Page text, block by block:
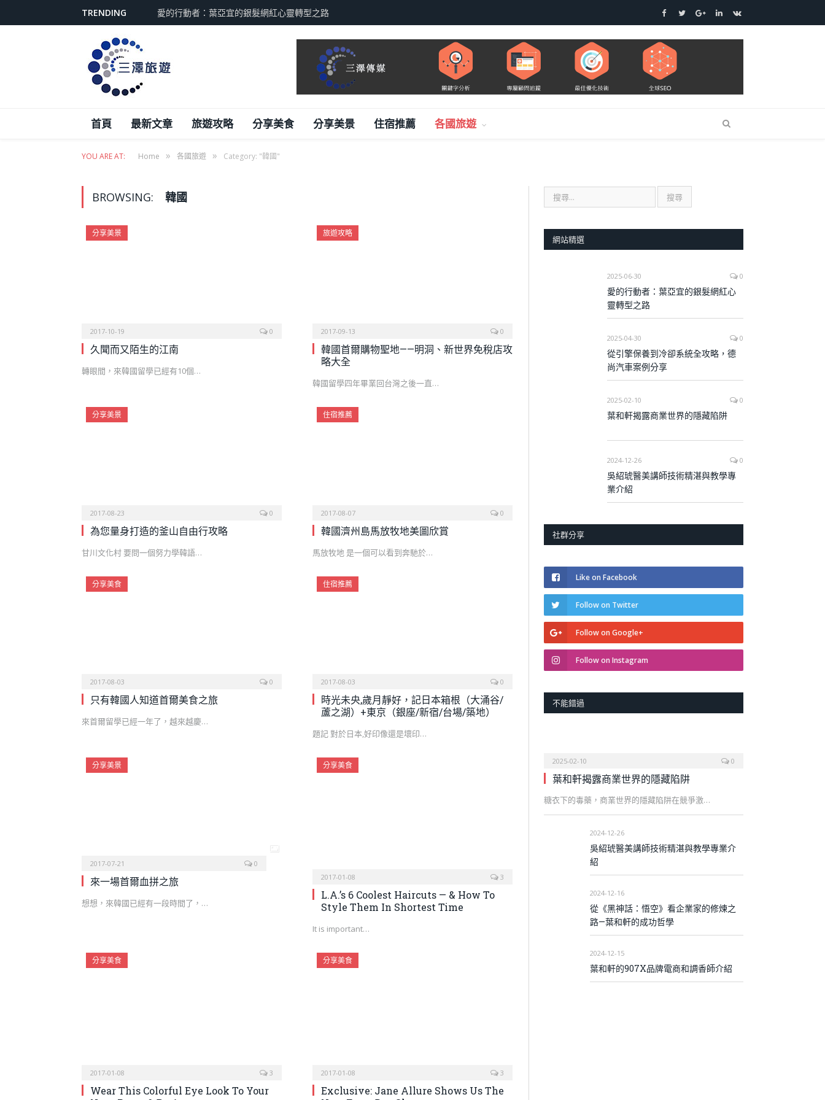
TRENDING 愛的行動者：葉亞宜的銀髮網紅心靈轉型之路 Facebook
TwitterGoogle+LinkedIn
VK
首頁 最新文章 旅遊攻略 分享美食 分享美景 住宿推薦 各國旅遊
YOU ARE AT: Home » 各國旅遊 » Category: "韓國"
BROWSING: 韓國
分享美景
2017-10-19 0
久聞而又陌生的江南
轉眼間，來韓國留學已經有10個…
旅遊攻略
2017-09-13 0
韓國首爾購物聖地——明洞、新世界免稅店攻
略大全
韓國留學四年畢業回台灣之後一直…
分享美景
2017-08-23 0
為您量身打造的釜山自由行攻略
甘川文化村 要問一個努力學韓語…
住宿推薦
2017-08-07 0
韓國濟州島馬放牧地美圖欣賞
馬放牧地 是一個可以看到奔馳於…
分享美食
2017-08-03 0
只有韓國人知道首爾美食之旅
來首爾留學已經一年了，越來越慶…
住宿推薦
2017-08-03 0
時光未央,歲月靜好，記日本箱根（大涌谷/
蘆之湖）+東京（銀座/新宿/台場/築地）
題記 對於日本,好印像還是壞印…
分享美景
2017-07-21 0
來一場首爾血拼之旅
想想，來韓國已經有一段時間了，…
分享美食
2017-01-08 3
L.A.’s 6 Coolest Haircuts — & How To
Style Them In Shortest Time
It is important…
分享美食
2017-01-08 3
Wear This Colorful Eye Look To Your
分享美食
2017-01-08 3
Exclusive: Jane Allure Shows Us The
網站精選
2025-06-30 0
愛的行動者：葉亞宜的銀髮網紅心
靈轉型之路
2025-04-30 0
從引擎保養到冷卻系統全攻略，德
尚汽車案例分享
2025-02-10 0
葉和軒揭露商業世界的隱藏陷阱
2024-12-26 0
吳紹琥醫美講師技術精湛與教學專
業介紹
社群分享
Like on Facebook
Follow on Twitter
Follow on Google+
Follow on Instagram
不能錯過
2025-02-10 0
葉和軒揭露商業世界的隱藏陷阱
糖衣下的毒藥，商業世界的隱藏陷阱在競爭激…
2024-12-26
吳紹琥醫美講師技術精湛與教學專業介
紹
2024-12-16
從《黑神話：悟空》看企業家的修煉之
路—葉和軒的成功哲學
2024-12-15
葉和軒的907X品牌電商和調香師介紹